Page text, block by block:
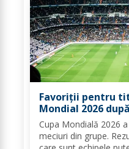
Favoriții pentru
Mondial 2026
Cupa Mondială 2026
meciuri din grupe.